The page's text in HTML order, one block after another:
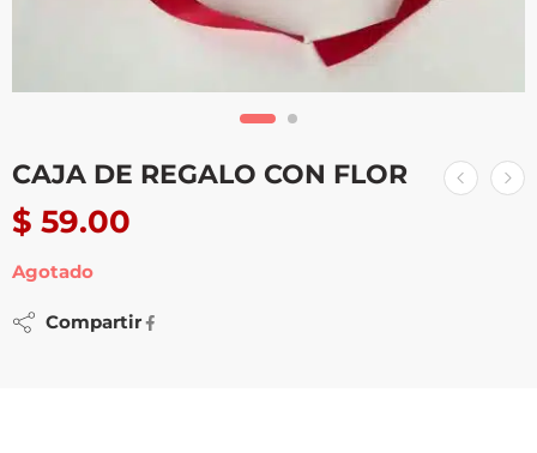
CAJA DE REGALO CON FLOR
$ 59.00
Agotado
Compartir